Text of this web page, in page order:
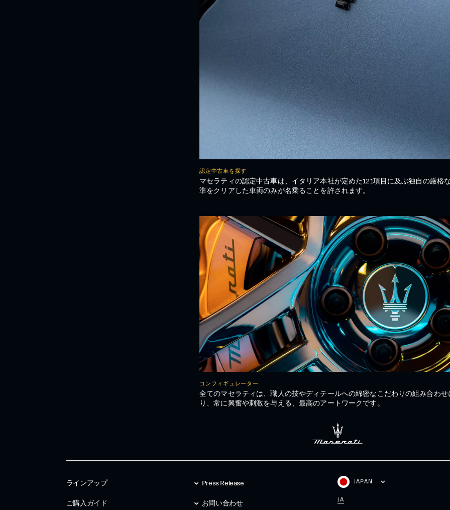
認定中古車を探す
マセラティの認定中古車は、イタリア本社が定めた121項目に及ぶ独自の厳格
準をクリアした車両のみが名乗ることを許されます。
コンフィギュレーター
全てのマセラティは、職人の技やディテールへの綿密なこだわりの組み合わせ
り、常に興奮や刺激を与える、最高のアートワークです。
ラインアップ
ご購入ガイド
Press Release
お問い合わせ
JAPAN
JA